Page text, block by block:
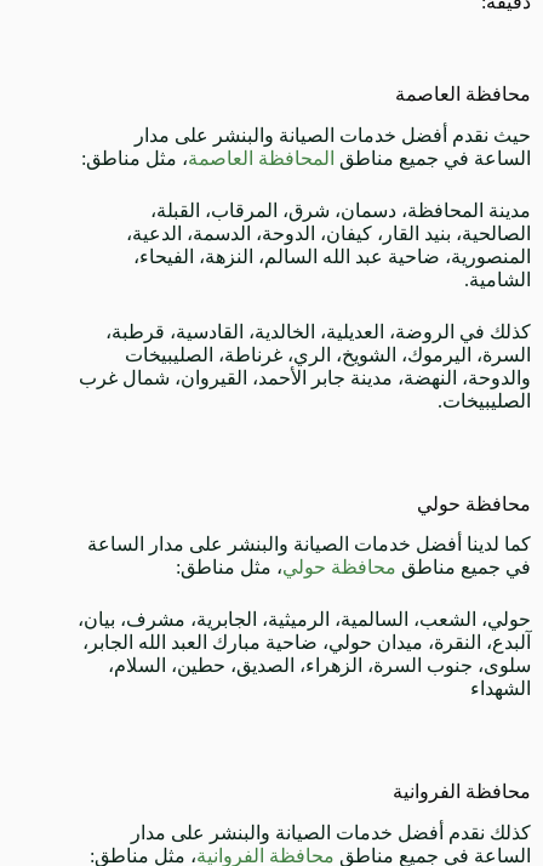
محافظة العاصمة
حيث نقدم أفضل خدمات الصيانة والبنشر على مدار
الساعة في جميع مناطق المحافظة العاصمة، مثل مناطق:
مدينة المحافظة، دسمان، شرق، المرقاب، القبلة،
الصالحية، بنيد القار، كيفان، الدوحة، الدسمة، الدعية،
المنصورية، ضاحية عبد الله السالم، النزهة، الفيحاء،
الشامية.
كذلك في الروضة، العديلية، الخالدية، القادسية، قرطبة،
السرة، اليرموك، الشويخ، الري، غرناطة، الصليبيخات
والدوحة، النهضة، مدينة جابر الأحمد، القيروان، شمال غرب
الصليبيخات.
محافظة حولي
كما لدينا أفضل خدمات الصيانة والبنشر على مدار الساعة
في جميع مناطق محافظة حولي، مثل مناطق:
حولي، الشعب، السالمية، الرميثية، الجابرية، مشرف، بيان،
آلبدع، النقرة، ميدان حولي، ضاحية مبارك العبد الله الجابر،
سلوى، جنوب السرة، الزهراء، الصديق، حطين، السلام،
الشهداء
محافظة الفروانية
كذلك نقدم أفضل خدمات الصيانة والبنشر على مدار
الساعة في جميع مناطق محافظة الفروانية، مثل مناطق: